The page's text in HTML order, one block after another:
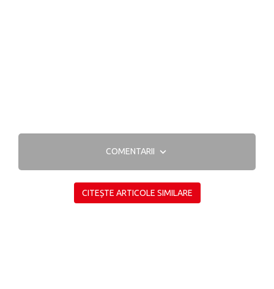
COMENTARII
CITEȘTE ARTICOLE SIMILARE